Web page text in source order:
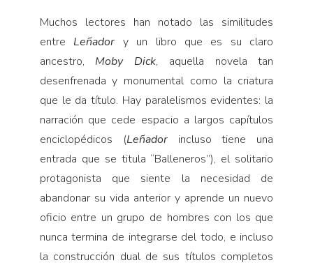
Muchos lectores han notado las similitudes
entre Leñador y un libro que es su claro
ancestro, Moby Dick, aquella novela tan
desenfrenada y monumental como la criatura
que le da título. Hay paralelismos evidentes: la
narración que cede espacio a largos capítulos
enciclopédicos (Leñador incluso tiene una
entrada que se titula “Balleneros”), el solitario
protagonista que siente la necesidad de
abandonar su vida anterior y aprende un nuevo
oficio entre un grupo de hombres con los que
nunca termina de integrarse del todo, e incluso
la construcción dual de sus títulos completos